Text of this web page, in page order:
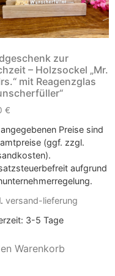
zur
– Holzsockel „Mr.
mit Reagenzglas
€
Preise sind
(ggf. zzgl.
aufgrund
versand-lieferung
3-5 Tage
Warenkorb